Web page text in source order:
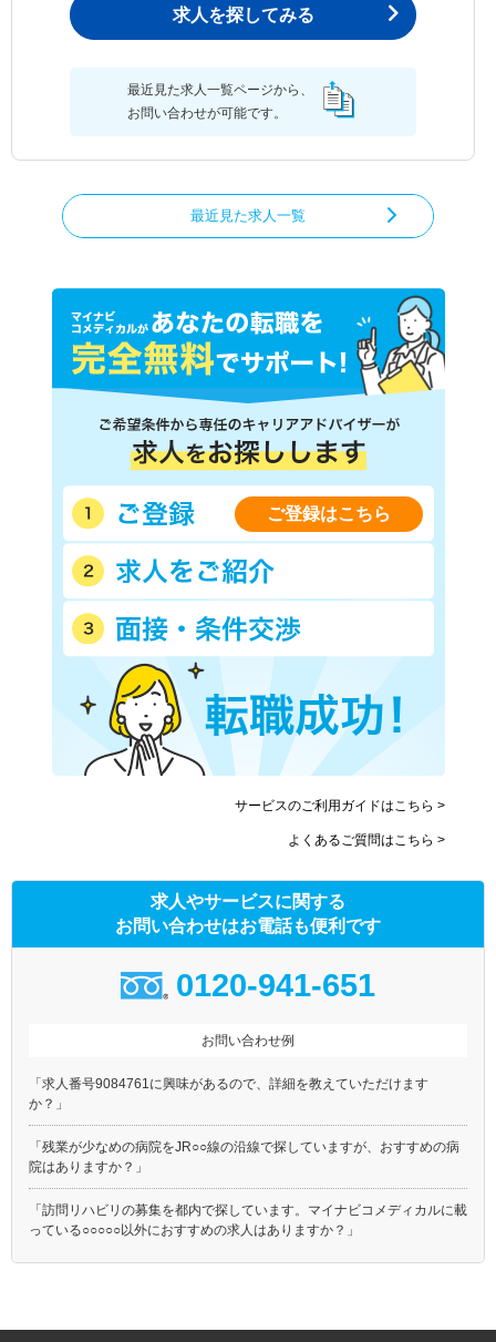
求人を探してみる
最近見た求人一覧ページから、
お問い合わせが可能です。
最近見た求人一覧
ご登録はこちら
サービスのご利用ガイドはこちら >
よくあるご質問はこちら >
求人やサービスに関する
お問い合わせはお電話も便利です
0120-941-651
お問い合わせ例
「求人番号9084761に興味があるので、詳細を教えていただけます
か？」
「残業が少なめの病院をJR○○線の沿線で探していますが、おすすめの病
院はありますか？」
「訪問リハビリの募集を都内で探しています。マイナビコメディカルに載
っている○○○○○以外におすすめの求人はありますか？」